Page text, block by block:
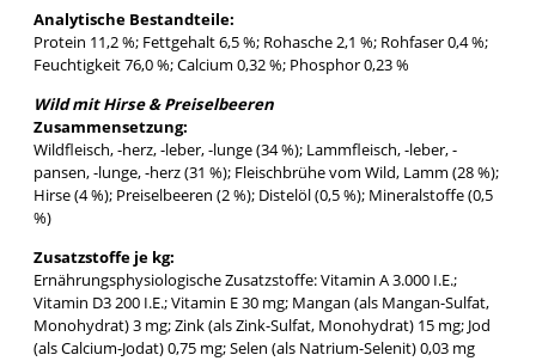
Analytische Bestandteile:
Protein 11,2 %; Fettgehalt 6,5 %; Rohasche 2,1 %; Rohfaser 0,4 %;
Feuchtigkeit 76,0 %; Calcium 0,32 %; Phosphor 0,23 %
Wild mit Hirse & Preiselbeeren
Zusammensetzung:
Wildfleisch, -herz, -leber, -lunge (34 %); Lammfleisch, -leber, -
pansen, -lunge, -herz (31 %); Fleischbrühe vom Wild, Lamm (28 %);
Hirse (4 %); Preiselbeeren (2 %); Distelöl (0,5 %); Mineralstoffe (0,5
%)
Zusatzstoffe je kg:
Ernährungsphysiologische Zusatzstoffe: Vitamin A 3.000 I.E.;
Vitamin D3 200 I.E.; Vitamin E 30 mg; Mangan (als Mangan-Sulfat,
Monohydrat) 3 mg; Zink (als Zink-Sulfat, Monohydrat) 15 mg; Jod
(als Calcium-Jodat) 0,75 mg; Selen (als Natrium-Selenit) 0,03 mg